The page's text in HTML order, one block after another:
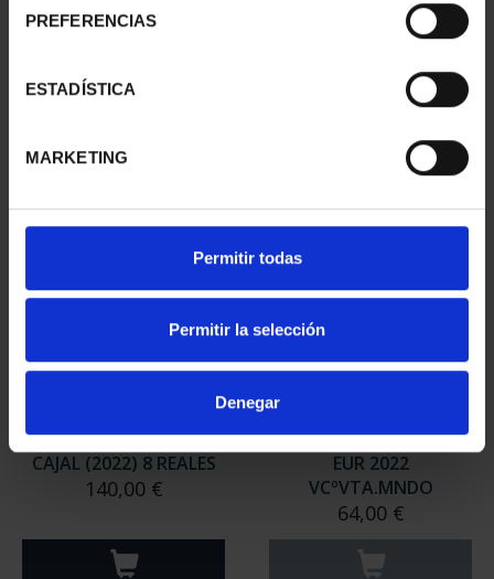
PREFERENCIAS
ESTADÍSTICA
MARKETING
Permitir todas
Permitir la selección
Denegar
140,00 €
XX ANIVERSARIO DEL
140,00 €
AÑO INVES. RAMÓN Y
CAJAL (2022) 8 REALES
140,00 €
CARTERITA MONEDA 40
EUR 2022
VCºVTA.MNDO
64,00 €